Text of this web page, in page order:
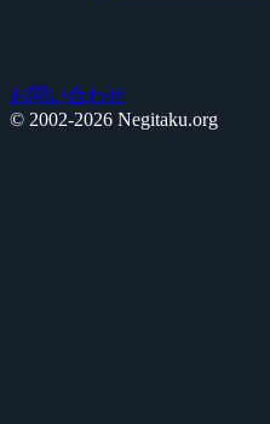
お問い合わせ
© 2002-2026 Negitaku.org